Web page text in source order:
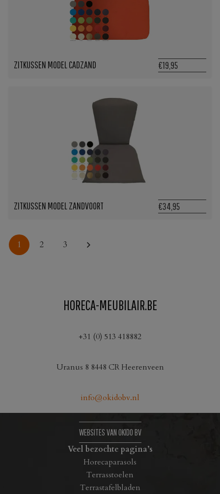
ZITKUSSEN MODEL CADZAND €19,95
ZITKUSSEN MODEL ZANDVOORT €34,95
1 2 3
HORECA-MEUBILAIR.BE
+31 (0) 513 418882
Uranus 8 8448 CR Heerenveen
info@okidobv.nl
WEBSITES VAN OKIDO BV
Veel bezochte pagina’s
Horecaparasols
Terrasstoelen
Terrastafelbladen